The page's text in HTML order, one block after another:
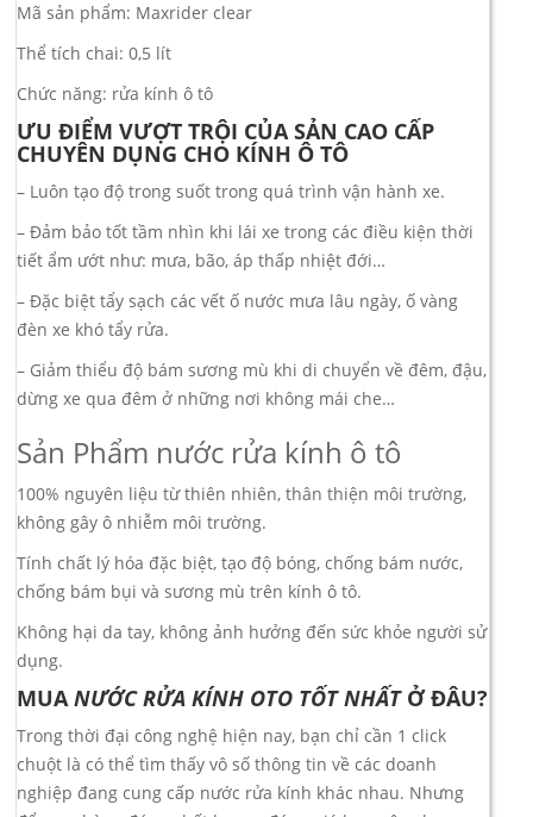
Mã sản phẩm: Maxrider clear
Thể tích chai: 0,5 lít
Chức năng: rửa kính ô tô
ƯU ĐIỂM VƯỢT TRỘI CỦA SẢN CAO CẤP
CHUYÊN DỤNG CHO KÍNH Ô TÔ
– Luôn tạo độ trong suốt trong quá trình vận hành xe.
– Đảm bảo tốt tầm nhìn khi lái xe trong các điều kiện thời
tiết ẩm ướt như: mưa, bão, áp thấp nhiệt đới…
– Đặc biệt tẩy sạch các vết ố nước mưa lâu ngày, ố vàng
đèn xe khó tẩy rửa.
– Giảm thiểu độ bám sương mù khi di chuyển về đêm, đậu,
dừng xe qua đêm ở những nơi không mái che…
Sản Phẩm nước rửa kính ô tô
100% nguyên liệu từ thiên nhiên, thân thiện môi trường,
không gây ô nhiễm môi trường.
Tính chất lý hóa đặc biệt, tạo độ bóng, chống bám nước,
chống bám bụi và sương mù trên kính ô tô.
Không hại da tay, không ảnh hưởng đến sức khỏe người sử
dụng.
MUANƯỚC RỬA KÍNH OTO TỐT NHẤT Ở ĐÂU?
Trong thời đại công nghệ hiện nay, bạn chỉ cần 1 click
chuột là có thể tìm thấy vô số thông tin về các doanh
nghiệp đang cung cấp nước rửa kính khác nhau. Nhưng